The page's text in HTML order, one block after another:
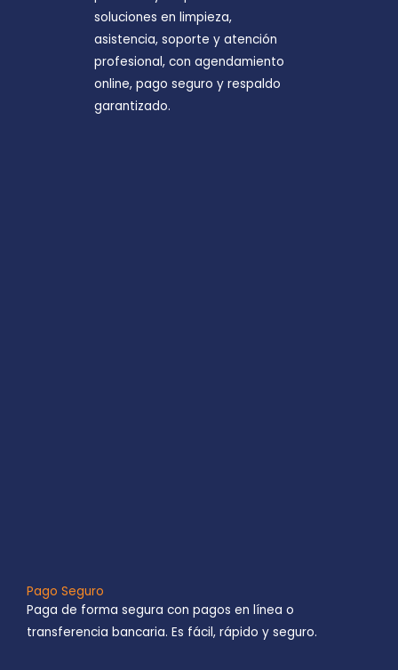
soluciones en limpieza,
asistencia, soporte y atención
profesional, con agendamiento
online, pago seguro y respaldo
garantizado.
Pago Seguro
Paga de forma segura con pagos en línea o
transferencia bancaria. Es fácil, rápido y seguro.